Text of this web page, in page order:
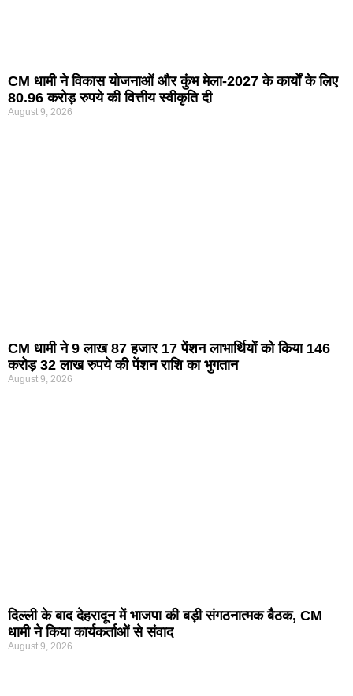
CM धामी ने विकास योजनाओं और कुंभ मेला-2027 के कार्यों के लिए
80.96 करोड़ रुपये की वित्तीय स्वीकृति दी
August 9, 2026
CM धामी ने 9 लाख 87 हजार 17 पेंशन लाभार्थियों को किया 146
करोड़ 32 लाख रुपये की पेंशन राशि का भुगतान
August 9, 2026
दिल्ली के बाद देहरादून में भाजपा की बड़ी संगठनात्मक बैठक, CM
धामी ने किया कार्यकर्ताओं से संवाद
August 9, 2026